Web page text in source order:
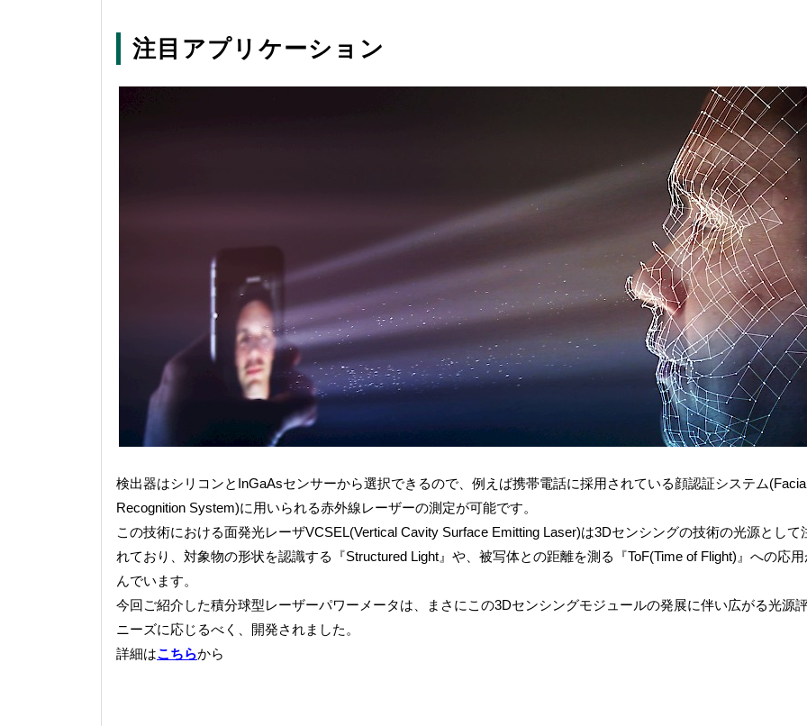
注目アプリケーション
検出器はシリコンとInGaAsセンサーから選択できるので、例えば携帯電話に採用されている顔認証システム
Recognition System)に用いられる赤外線レーザーの測定が可能です。
この技術における面発光レーザVCSEL(Vertical Cavity Surface Emitting Laser)は3Dセンシングの技術の光源として
れており、対象物の形状を認識する『Structured Light』や、被写体との距離を測る『ToF(Time of Flight)』への応用
んでいます。
今回ご紹介した積分球型レーザーパワーメータは、まさにこの3Dセンシングモジュールの発展に伴い広がる光源
ニーズに応じるべく、開発されました。
詳細はこちらから